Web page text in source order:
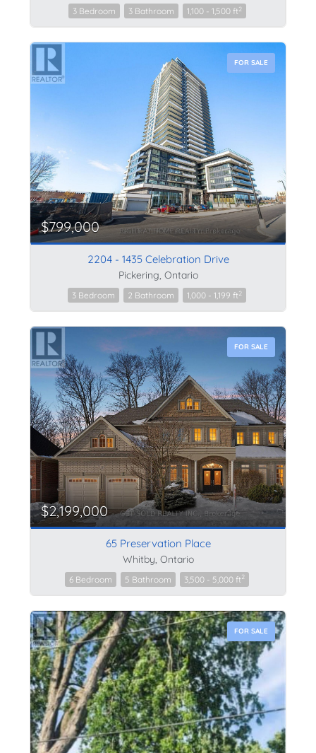
3 Bedroom 3 Bathroom 1,100 - 1,500 ft2
FOR SALE
$799,000
2204 - 1435 Celebration Drive
Pickering, Ontario
3 Bedroom 2 Bathroom 1,000 - 1,199 ft2
FOR SALE
$2,199,000
65 Preservation Place
Whitby, Ontario
6 Bedroom 5 Bathroom 3,500 - 5,000 ft2
FOR SALE